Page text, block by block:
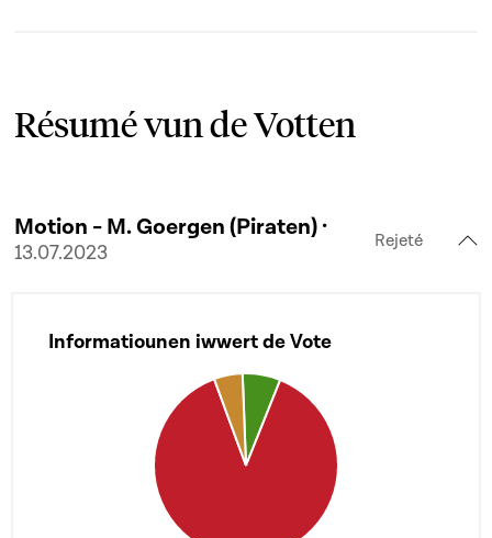
Résumé vun de Votten
Motion - M. Goergen (Piraten) ·
13.07.2023
Rejeté
Informatiounen iwwert de Vote